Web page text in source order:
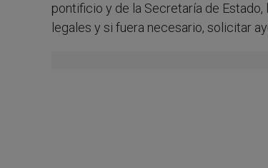
pontificio y de la Secretaría de Estado,
legales y si fuera necesario, solicitar